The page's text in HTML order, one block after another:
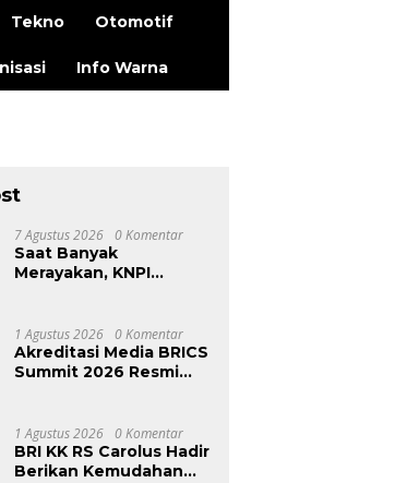
Tekno Otomotif
Info Warna
7 Agustus 2026 0 Komentar
Saat Banyak
Merayakan, KNPI
Dihadiri Aksi Nyata
untuk Lansia,
Disabilitas, dan Warga
1 Agustus 2026 0 Komentar
Akreditasi Media BRICS
Summit 2026 Resmi
1 Agustus 2026 0 Komentar
BRI KK RS Carolus Hadir
Berikan Kemudahan